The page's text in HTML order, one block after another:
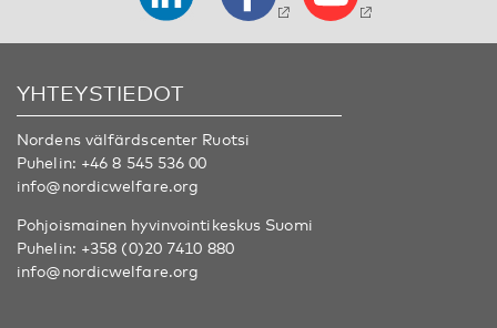
YHTEYSTIEDOT
Nordens välfärdscenter Ruotsi
Puhelin: +46 8 545 536 00
info@nordicwelfare.org
Pohjoismainen hyvinvointikeskus Suomi
Puhelin: +358 (0)20 7410 880
info@nordicwelfare.org